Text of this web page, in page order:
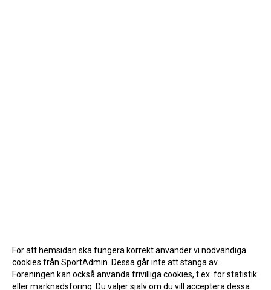
För att hemsidan ska fungera korrekt använder vi nödvändiga
cookies från SportAdmin. Dessa går inte att stänga av.
Föreningen kan också använda frivilliga cookies, t.ex. för statistik
eller marknadsföring. Du väljer själv om du vill acceptera dessa.